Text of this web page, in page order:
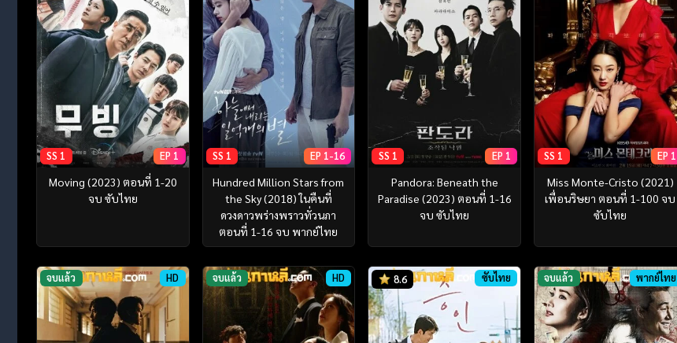
SS 1 EP 1
Moving (2023) ตอนที่ 1-20
จบ ซับไทย
SS 1 EP 1-16
Hundred Million Stars from
the Sky (2018) ในคืนที่
ดวงดาวพร่างพราวทั่วนภา
ตอนที่ 1-16 จบ พากย์ไทย
SS 1 EP 1
Pandora: Beneath the
Paradise (2023) ตอนที่ 1-16
จบ ซับไทย
SS 1 EP 1
Miss Monte-Cristo (2021)
เพื่อนริษยา ตอนที่ 1-100 จบ
ซับไทย
จบแล้ว HD จบแล้ว HD 8.6 ซับไทย จบแล้ว พากย์ไทย